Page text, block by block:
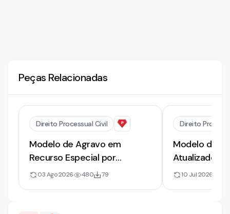
Peças Relacionadas
Direito Processual Civil
Modelo de Agravo em
Recurso Especial por
Contrariedade à Lei | 2025
03 Ago 2026 480 79
Direito
Modelo de
Atualizado
Divergência
10 Jul 2026